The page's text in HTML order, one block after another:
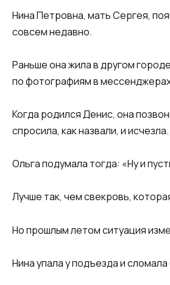
Нина Петровна, мать Сергея,
совсем недавно.
Раньше она жила в другом
по фотографиям в
Когда родился Денис, она
спросила, как назвали, и исчезла.
Ольга подумала тогда: «Ну и
Лучше так, чем свекровь,
Но прошлым летом ситуация
Нина упала у подъезда и